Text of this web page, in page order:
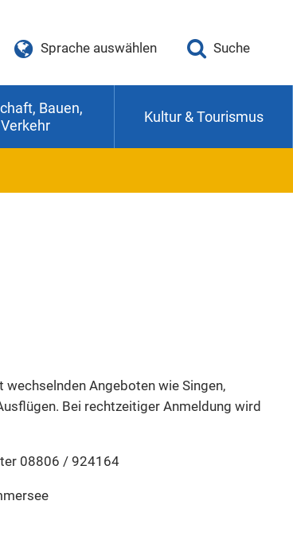
Sprache auswählen Suche
Bauen,
Verkehr
Kultur & Tourismus
Angeboten wie Singen,
Bei rechtzeitiger Anmeldung wird
08806 / 924164